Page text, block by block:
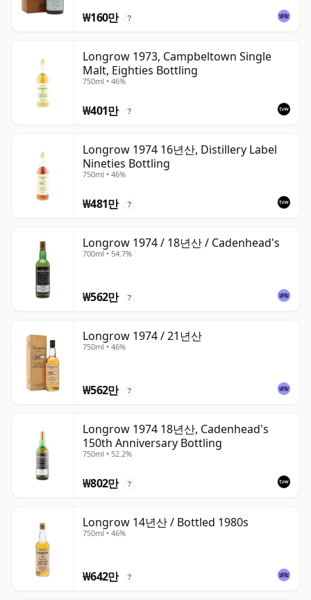
₩160만 ?
Longrow 1973, Campbeltown Single
Malt, Eighties Bottling
750ml • 46%
₩401만 ?
Longrow 1974 16년산, Distillery Label
Nineties Bottling
750ml • 46%
₩481만 ?
Longrow 1974 / 18년산 / Cadenhead's
700ml • 54.7%
₩562만 ?
Longrow 1974 / 21년산
750ml • 46%
₩562만 ?
Longrow 1974 18년산, Cadenhead's
150th Anniversary Bottling
750ml • 52.2%
₩802만 ?
Longrow 14년산 / Bottled 1980s
750ml • 46%
₩642만 ?